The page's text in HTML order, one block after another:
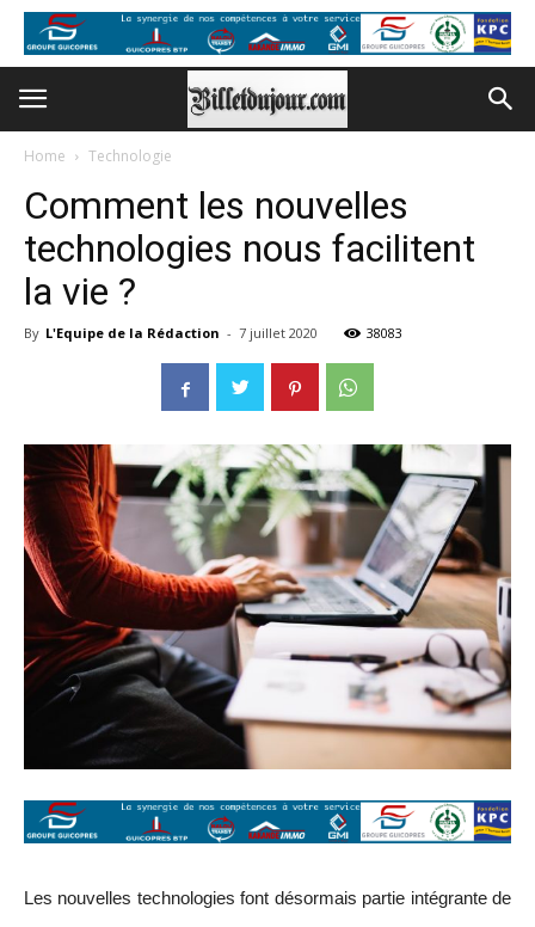
Home Technologie
Comment les nouvelles
technologies nous facilitent
la vie ?
By L'Equipe de la Rédaction - 7 juillet 2020 38083
Les nouvelles technologies font désormais partie intégrante de